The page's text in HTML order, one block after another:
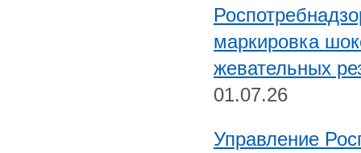
маркировка
жевательных
01.07.26
Управление